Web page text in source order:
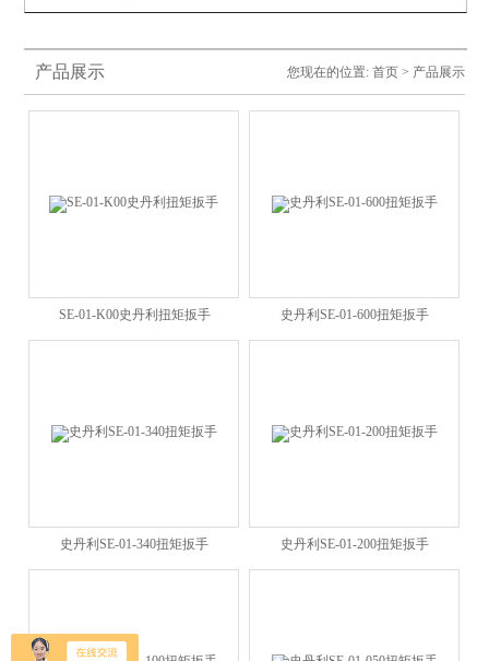
产品展示 您现在的位置: 首页> 产品展示
SE-01-K00史丹利扭矩扳手 史丹利SE-01-600扭矩扳手
史丹利SE-01-340扭矩扳手 史丹利SE-01-200扭矩扳手